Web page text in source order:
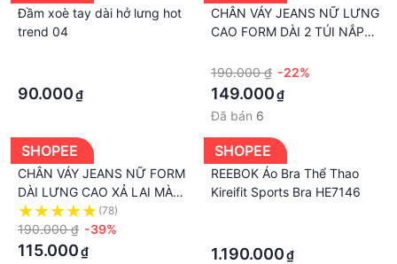
Đầm xoè tay dài hở lưng hot
trend 04
90.000₫
CHÂN VÁY JEANS NỮ LƯNG
CAO FORM DÀI 2 TÚI NẮP
ĐẬM PHỦ VÀNG LAI CUỐN
SIÊU PHÁ CÁCH
190.000 ₫ -22%
149.000₫
Đã bán 6
SHOPEE
CHÂN VÁY JEANS NỮ FORM
DÀI LƯNG CAO XẢ LAI MÀU
XANH ĐẬM PHỦ VÀNG HOT
HIT THỜI TRANG
(78)
190.000 ₫ -39%
115.000₫
SHOPEE
REEBOK Áo Bra Thể Thao
Kireifit Sports Bra HE7146
1.190.000₫